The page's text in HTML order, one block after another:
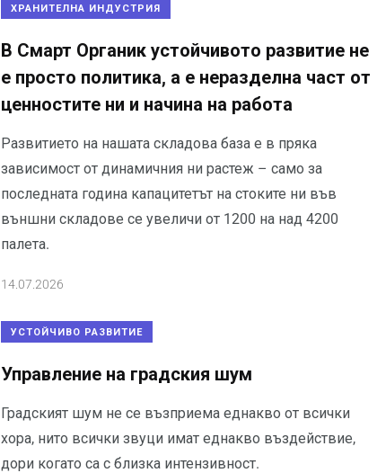
ХРАНИТЕЛНА ИНДУСТРИЯ
В Смарт Органик устойчивото развитие не
е просто политика, а е неразделна част от
ценностите ни и начина на работа
Развитието на нашата складова база е в пряка
зависимост от динамичния ни растеж – само за
последната година капацитетът на стоките ни във
външни складове се увеличи от 1200 на над 4200
палета.
14.07.2026
УСТОЙЧИВО РАЗВИТИЕ
Управление на градския шум
Градският шум не се възприема еднакво от всички
хора, нито всички звуци имат еднакво въздействие,
дори когато са с близка интензивност.